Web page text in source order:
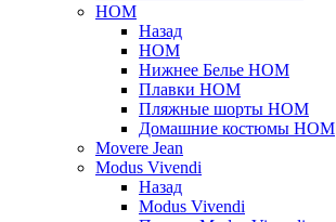
HOM
Назад
HOM
Нижнее Белье HOM
Плавки HOM
Пляжные шорты HOM
Домашние костюмы HOM
Movere Jean
Modus Vivendi
Назад
Modus Vivendi